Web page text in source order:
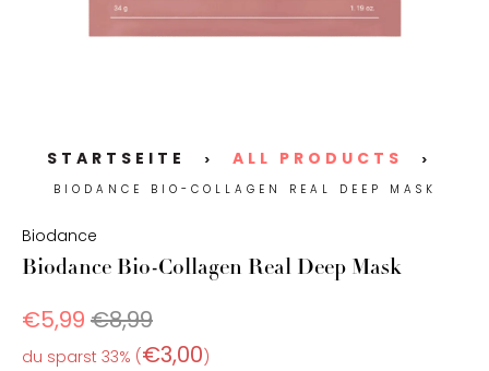
STARTSEITE > ALL PRODUCTS
>
BIODANCE BIO-COLLAGEN REAL DEEP MASK
Biodance
Biodance Bio-Collagen Real Deep Mask
€5,99 €8,99
du sparst 33% (€3,00)